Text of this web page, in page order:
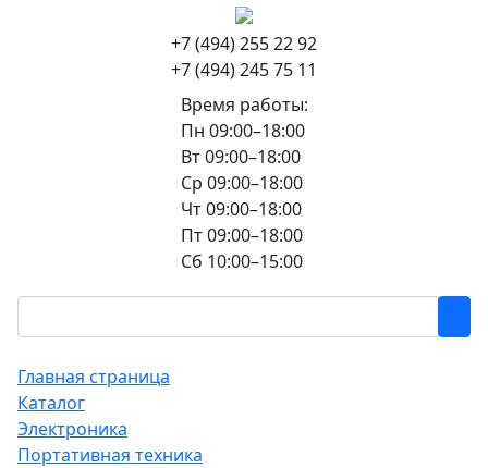
+7 (494) 255 22 92
+7 (494) 245 75 11
Время работы:
Пн 09:00–18:00
Вт 09:00–18:00
Ср 09:00–18:00
Чт 09:00–18:00
Пт 09:00–18:00
Сб 10:00–15:00
Главная страница
Каталог
Электроника
Портативная техника